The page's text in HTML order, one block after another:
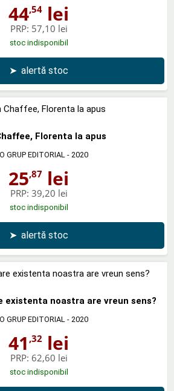
44,54 lei
PRP: 57,10 lei
stoc indisponibil
➤ alertă stoc
Florenta la apus
GRUP EDITORIAL - 2020
25,87 lei
PRP: 39,20 lei
stoc indisponibil
➤ alertă stoc
existenta noastra are vreun sens?
GRUP EDITORIAL - 2020
41 ,32 lei
PRP: 62,60 lei
stoc indisponibil